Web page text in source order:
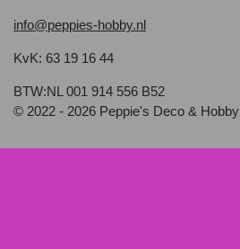
info@peppies-hobby.nl
KvK: 63 19 16 44
BTW:NL 001 914 556 B52
© 2022 - 2026 Peppie's Deco & Hobby